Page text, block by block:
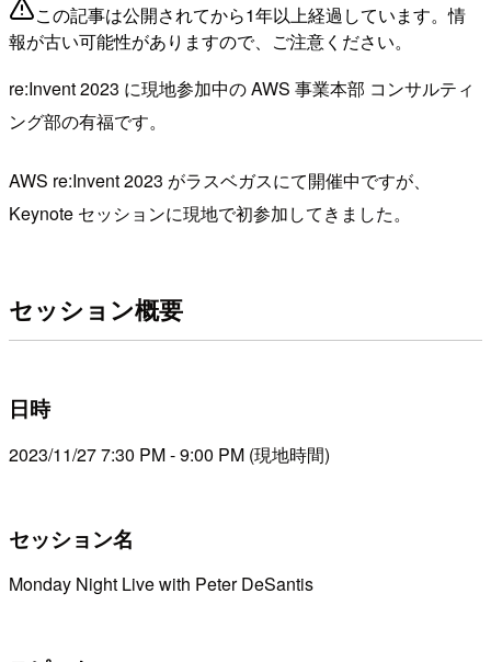
この記事は公開されてから1年以上経過しています。情
報が古い可能性がありますので、ご注意ください。
re:Invent 2023 に現地参加中の AWS 事業本部 コンサルティ
ング部の有福です。
AWS re:Invent 2023 がラスベガスにて開催中ですが、
Keynote セッションに現地で初参加してきました。
セッション概要
日時
2023/11/27 7:30 PM - 9:00 PM (現地時間)
セッション名
Monday Night Live with Peter DeSantis